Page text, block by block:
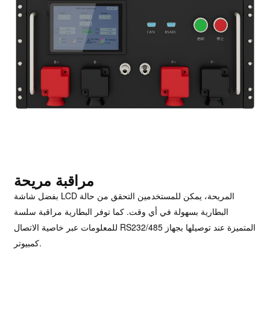
مراقبة مريحة
بفضل شاشة LCD المريحة، يمكن للمستخدمين التحقق من حالة
البطارية بسهولة في أي وقت. كما توفر البطارية مراقبة سلسة
للمعلومات عبر خاصية الاتصال RS232/485 المتميزة عند توصيلها بجهاز
كمبيوتر.